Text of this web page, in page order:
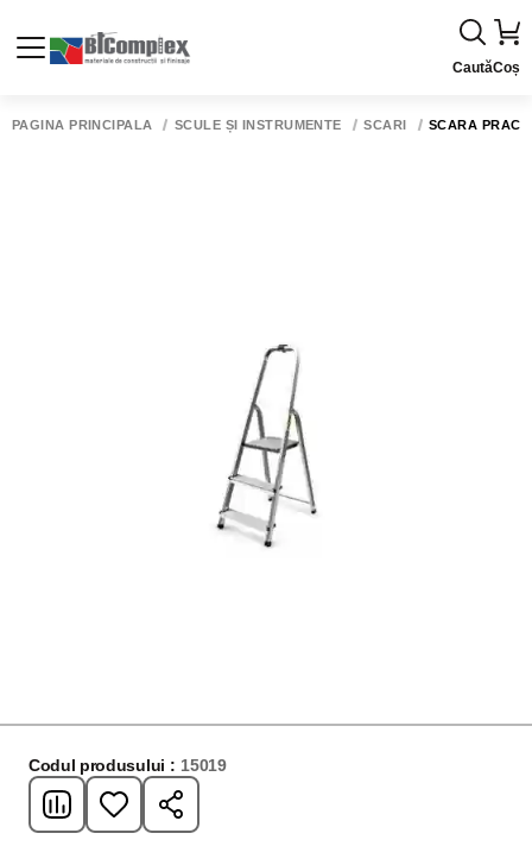
CautăCoș
PAGINA PRINCIPALĂ SCULE ȘI INSTRUMENTE SCĂRI SCARA
Codul produsului : 15019